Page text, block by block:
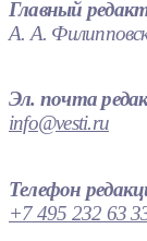
Главный
А. А.
Эл. почта
info@vesti.ru
Телефон
+7 495 232 63